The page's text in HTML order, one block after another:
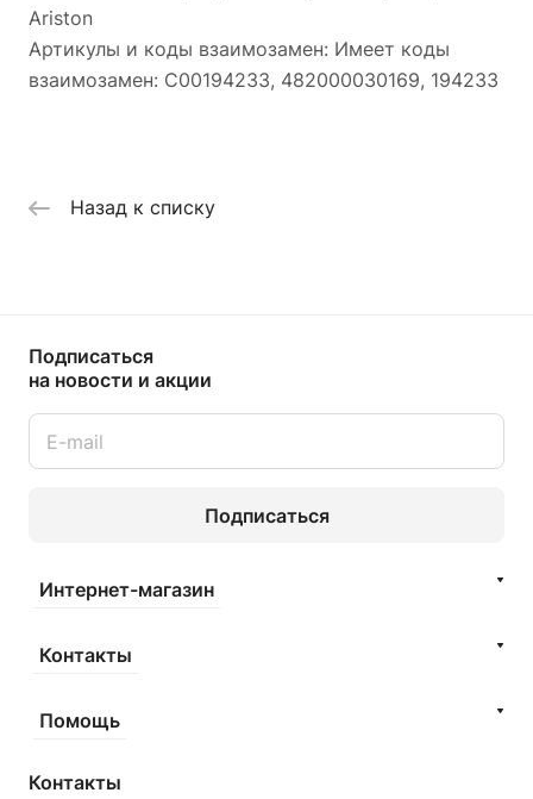
Ariston
Артикулы и коды взаимозамен: Имеет коды
взаимозамен: C00194233, 482000030169, 194233
Назад к списку
Подписаться
на новости и акции
Подписаться
Интернет-магазин
Контакты
Помощь
Контакты